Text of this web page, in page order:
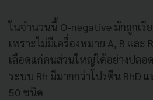
ในจำนวนนี้ O-negative มักถูกเรี
เพราะไม่มีเครื่องหมาย A, B และ
เลือดแก่คนส่วนใหญ่ได้อย่างปลอ
ระบบ Rh มีมากกว่าโปรตีน RhD
50 ชนิด